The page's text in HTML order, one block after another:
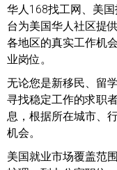
华人168找工网、美
台为美国华人社区提
各地区的真实工作机
业岗位。
无论您是新移民、留
寻找稳定工作的求职
息，根据所在城市、
机会。
美国就业市场覆盖范